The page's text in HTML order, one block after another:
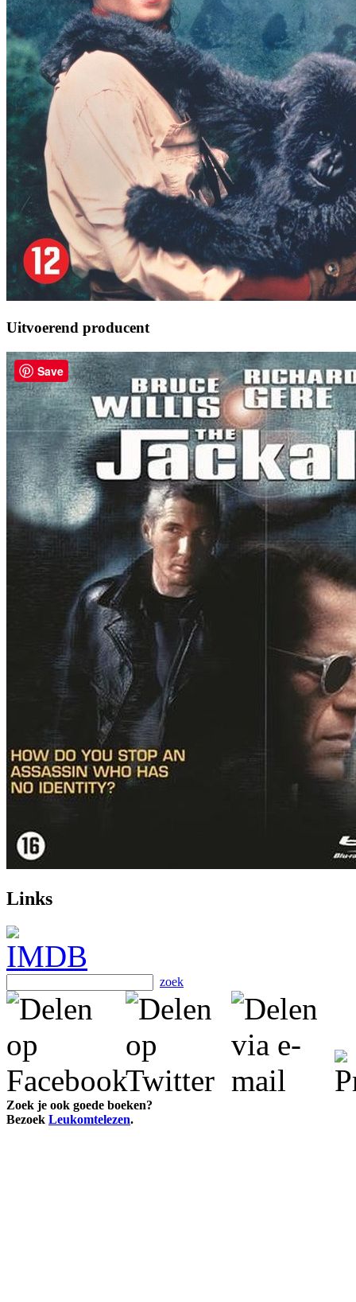
Uitvoerend producent
Links
zoek
Zoek je ook goede boeken?
Bezoek Leukomtelezen.
Save